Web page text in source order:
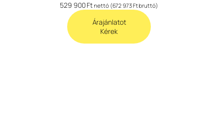
529 900Ft nettó (672 973Ftbruttó)
Árajánlatot
Kérek